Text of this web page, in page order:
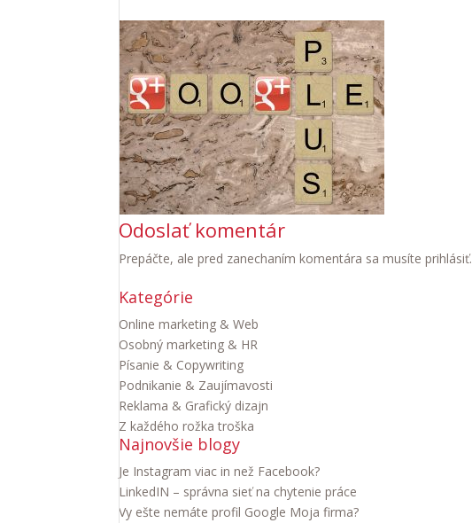
Odoslať komentár
Prepáčte, ale pred zanechaním komentára sa musíteprihlásiť.
Kategórie
Online marketing & Web
Osobný marketing & HR
Písanie & Copywriting
Podnikanie & Zaujímavosti
Reklama & Grafický dizajn
Z každého rožka troška
Najnovšie blogy
Je Instagram viac in než Facebook?
LinkedIN – správna sieť na chytenie práce
Vy ešte nemáte profil Google Moja firma?